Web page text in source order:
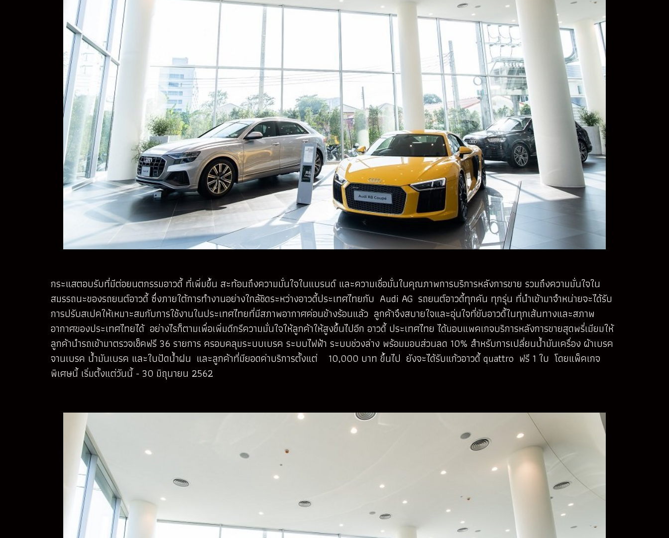
กระแสตอบรับที่มีต่อยนตกรรมอาวดี้ ที่เพิ่มขึ้น สะท้อนถึงความมั่นใจในแบรนด์ และความเชื่อมั่นในคุณภาพการบริการหลังการขาย รวมถึงความมั่นใจใน
สมรรถนะของรถยนต์อาวดี้ ซึ่งภายใต้การทำงานอย่างใกล้ชิดระหว่างอาวดี้ประเทศไทยกับ Audi AG รถยนต์อาวดี้ทุกคัน ทุกรุ่น ที่นำเข้ามาจำหน่ายจะได้รับ
การปรับสเปคให้เหมาะสมกับการใช้งานในประเทศไทยที่มีสภาพอากาศค่อนข้างร้อนแล้ว ลูกค้าจึงสบายใจและอุ่นใจที่ขับอาวดี้ในทุกเส้นทางและสภาพ
อากาศของประเทศไทยได้ อย่างไรก็ตามเพื่อเพิ่มดีกรีความมั่นใจให้ลูกค้าให้สูงขึ้นไปอีก อาวดี้ ประเทศไทย ได้มอบแพคเกจบริการหลังการขายสุดพรี่เมียมให้
ลูกค้านำรถเข้ามาตรวจเช็คฟรี 36 รายการ ครอบคลุมระบบเบรค ระบบไฟฟ้า ระบบช่วงล่าง พร้อมมอบส่วนลด 10% สำหรับการเปลี่ยนน้ำมันเครื่อง ผ้าเบรค
จานเบรค น้ำมันเบรค และใบปัดน้ำฝน และลูกค้าที่มียอดค่าบริการตั้งแต่ 10,000 บาท ขึ้นไป ยังจะได้รับแก้วอาวดี้ quattro ฟรี 1 ใบ โดยแพ็คเกจ
พิเศษนี้ เริ่มตั้งแต่วันนี้ - 30 มิถุนายน 2562